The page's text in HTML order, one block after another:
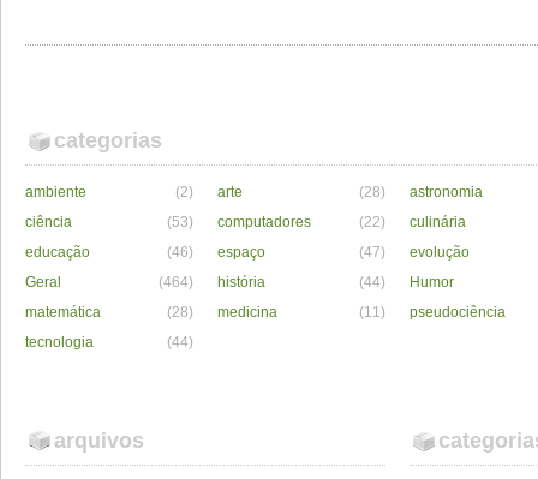
categorias
ambiente (2) arte (28)
astronomia
ciência
(53) computadores (22)
culinária
educação
(46) espaço (47)
evolução
Geral
(464) história (44)
Humor
matemática
(28) medicina (11)
pseudociência
tecnologia
(44)
arquivos